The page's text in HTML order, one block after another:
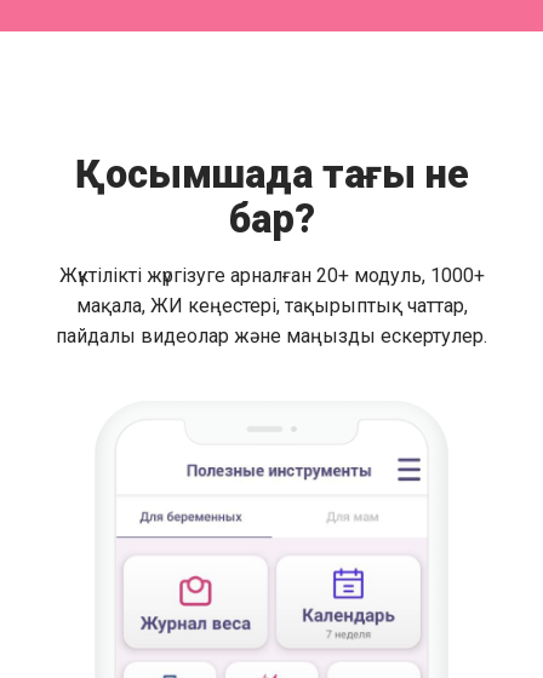
Қосымшада тағы не
бар?
Жүктілікті жүргізуге арналған 20+ модуль, 1000+
мақала, ЖИ кеңестері, тақырыптық чаттар,
пайдалы видеолар және маңызды ескертулер.